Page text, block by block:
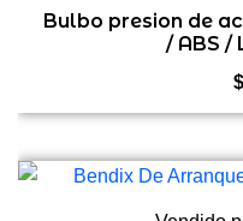
0
de
Bulbo presion de
/ ABS /
$